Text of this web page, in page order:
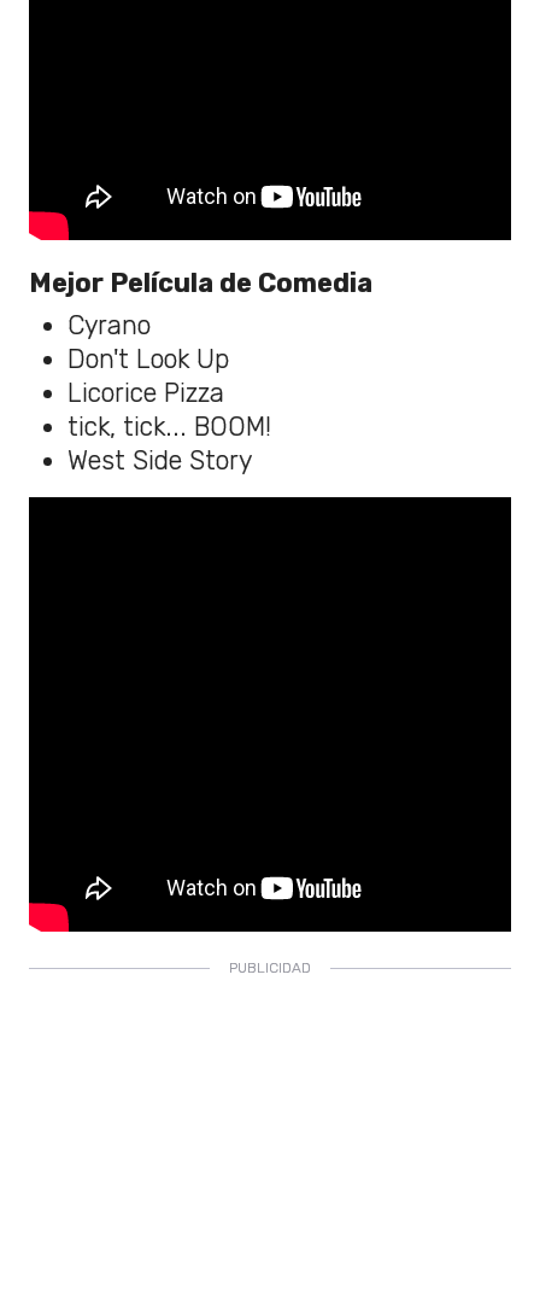
Mejor Película de Comedia
Cyrano
Don't Look Up
Licorice Pizza
tick, tick... BOOM!
West Side Story